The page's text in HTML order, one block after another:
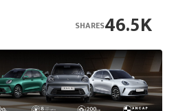
46.5K
SHARES